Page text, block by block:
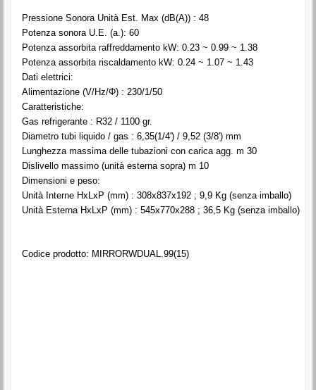
Pressione Sonora Unità Est. Max (dB(A)) : 48
Potenza sonora U.E. (a.): 60
Potenza assorbita raffreddamento kW: 0.23 ~ 0.99 ~ 1.38
Potenza assorbita riscaldamento kW: 0.24 ~ 1.07 ~ 1.43
Dati elettrici:
Alimentazione (V/Hz/Φ) : 230/1/50
Caratteristiche:
Gas refrigerante : R32 / 1100 gr.
Diametro tubi liquido / gas : 6,35(1/4') / 9,52 (3/8') mm
Lunghezza massima delle tubazioni con carica agg. m 30
Dislivello massimo (unità esterna sopra) m 10
Dimensioni e peso:
Unità Interne HxLxP (mm) : 308x837x192 ; 9,9 Kg (senza imballo)
Unità Esterna HxLxP (mm) : 545x770x288 ; 36,5 Kg (senza imballo)
Codice prodotto: MIRRORWDUAL.99(15)